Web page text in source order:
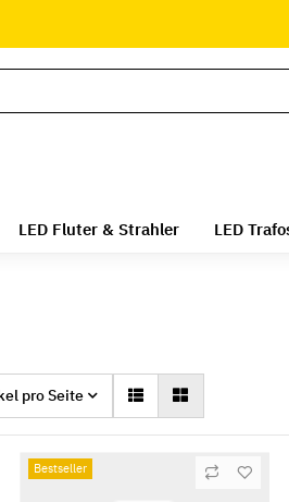
LED Fluter & Strahler LED
pro Seite
Bestseller